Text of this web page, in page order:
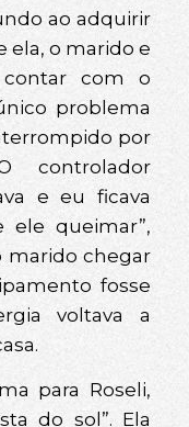
ao adquirir
ela, o marido e
com o
problema
por
controlador
e eu ficava
ele queimar”,
marido chegar
fosse
voltava a
para Roseli,
do sol”. Ela